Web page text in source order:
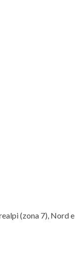
(zona 7), Nord e